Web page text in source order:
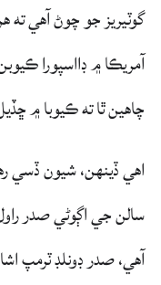
گوٽيريز جو چوڻ آهي
آمريڪا ۾ ڊااسپورا
چاهين ٿا ته ڪيوبا ۾
سالن جي اڳوڻي صدر
آهي، صدر ڊونلڊ ٽرمپ